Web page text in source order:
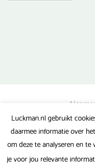
Veel
Luckman.nl gebruikt
daarmee informatie over
om deze te analyseren en
je voor jou relevante